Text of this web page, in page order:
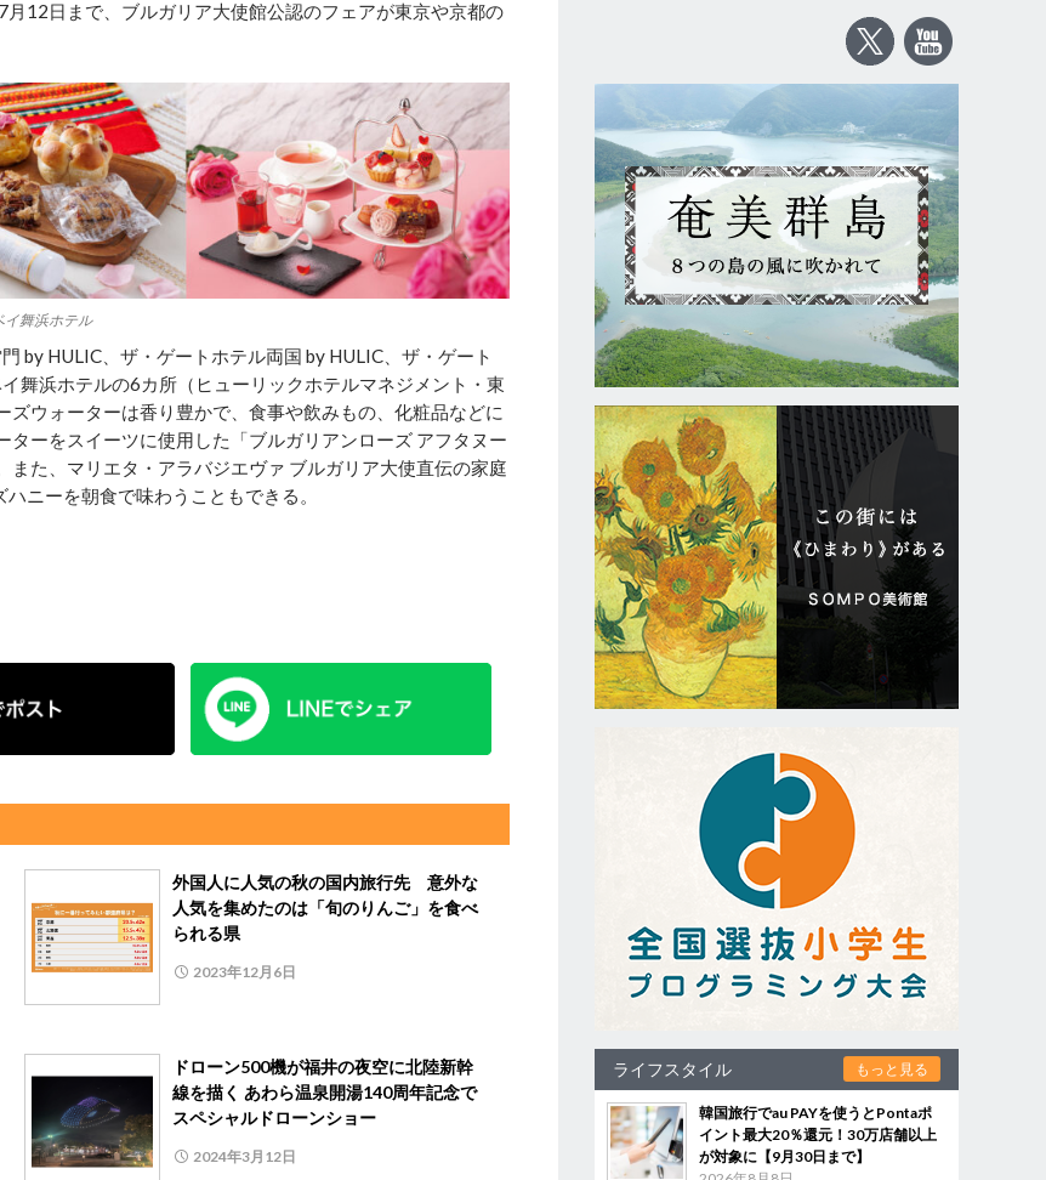
12日まで、ブルガリア大使館公認のフェアが東京や京都の
舞浜ホテル
by HULIC、ザ・ゲートホテル両国 by HULIC、ザ・ゲート
舞浜ホテルの6カ所（ヒューリックホテルマネジメント・東
ウォーターは香り豊かで、食事や飲みもの、化粧品などに
ーをスイーツに使用した「ブルガリアンローズ アフタヌー
た、マリエタ・アラバジエヴァ ブルガリア大使直伝の家庭
ニーを朝食で味わうこともできる。
外国人に人気の秋の国内旅行先 意外な
人気を集めたのは「旬のりんご」を食べ
られる県
2023年12月6日
ドローン500機が福井の夜空に北陸新幹
線を描く あわら温泉開湯140周年記念で
スペシャルドローンショー
2024年3月12日
ライフスタイル もっと見る
韓国旅行でau PAYを使うとPontaポ
イント最大20％還元！30万店舗以上
が対象に【9月30日まで】